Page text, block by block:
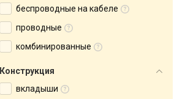
беспроводные на кабеле
проводные
комбинированные
Конструкция
вкладыши